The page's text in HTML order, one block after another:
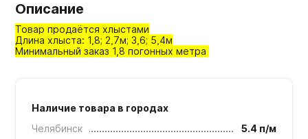
Описание
Товар продаётся хлыстами
Длина хлыста: 1,8; 2,7м; 3,6; 5,4м
Минимальный заказ 1,8 погонных метра
Наличие товара в городах
Челябинск
5.4 п/м